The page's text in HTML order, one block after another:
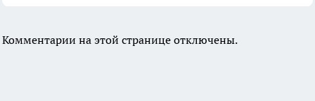
Комментарии на этой странице отключены.